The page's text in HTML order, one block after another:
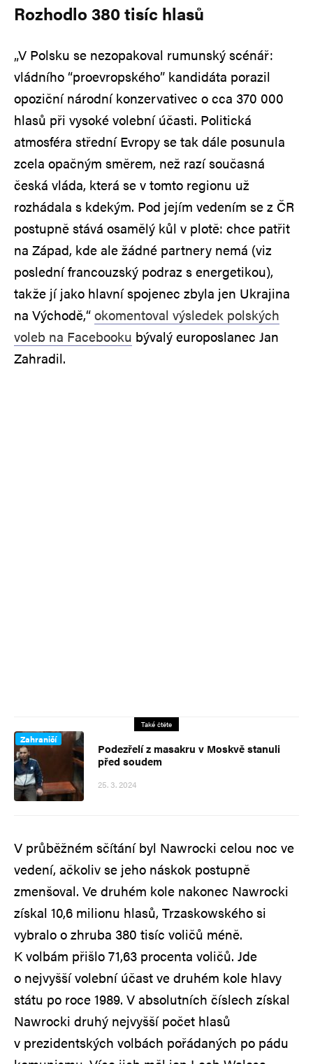
Rozhodlo 380 tisíc hlasů
„V Polsku se nezopakoval rumunský scénář:
vládního “proevropského” kandidáta porazil
opoziční národní konzervativec o cca 370 000
hlasů při vysoké volební účasti. Politická
atmosféra střední Evropy se tak dále posunula
zcela opačným směrem, než razí současná
česká vláda, která se v tomto regionu už
rozhádala s kdekým. Pod jejím vedením se z ČR
postupně stává osamělý kůl v plotě: chce patřit
na Západ, kde ale žádné partnery nemá (viz
poslední francouzský podraz s energetikou),
takže jí jako hlavní spojenec zbyla jen Ukrajina
na Východě,“okomentoval výsledek polských
voleb na Facebooku bývalý europoslanec Jan
Zahradil.
Také čtěte
Zahraničí
Podezřelí z masakru v Moskvě stanuli
před soudem
25. 3. 2024
V průběžném sčítání byl Nawrocki celou noc ve
vedení, ačkoliv se jeho náskok postupně
zmenšoval. Ve druhém kole nakonec Nawrocki
získal 10,6 milionu hlasů, Trzaskowského si
vybralo o zhruba 380 tisíc voličů méně.
K volbám přišlo 71,63 procenta voličů. Jde
o nejvyšší volební účast ve druhém kole hlavy
státu po roce 1989. V absolutních číslech získal
Nawrocki druhý nejvyšší počet hlasů
v prezidentských volbách pořádaných po pádu